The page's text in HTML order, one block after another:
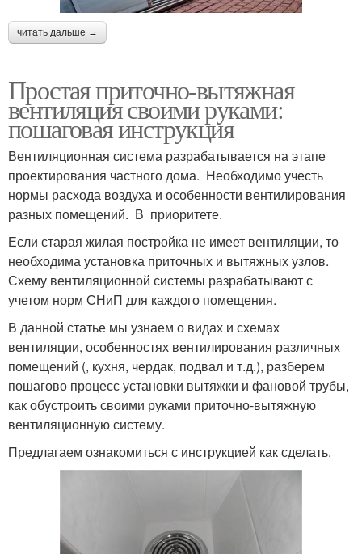
читать дальше →
Простая приточно-вытяжная
вентиляция своими руками:
пошаговая инструкция
Вентиляционная система разрабатывается на этапе
проектирования частного дома. Необходимо учесть
нормы расхода воздуха и особенности вентилирования
разных помещений. В приоритете.
Если старая жилая постройка не имеет вентиляции, то
необходима установка приточных и вытяжных узлов.
Схему вентиляционной системы разрабатывают с
учетом норм СНиП для каждого помещения.
В данной статье мы узнаем о видах и схемах
вентиляции, особенностях вентилирования различных
помещений (, кухня, чердак, подвал и т.д.), разберем
пошагово процесс установки вытяжки и фановой трубы,
как обустроить своими руками приточно-вытяжную
вентиляционную систему.
Предлагаем ознакомиться с инструкцией как сделать.